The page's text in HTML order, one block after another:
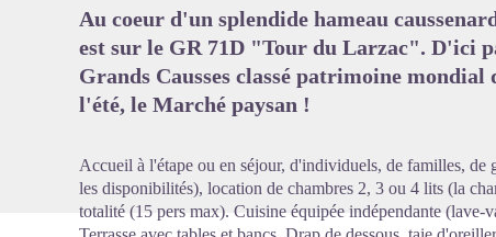
Au coeur d'un splendide hameau
est sur le GR 71D "Tour du Larzac". D'ici
Grands Causses classé patrimoine mondial
l'été, le Marché paysan !
Accueil à l'étape ou en séjour, d'individuels, de familles, de
les disponibilités), location de chambres 2, 3 ou 4 lits (la
totalité (15 pers max). Cuisine équipée indépendante (lave-